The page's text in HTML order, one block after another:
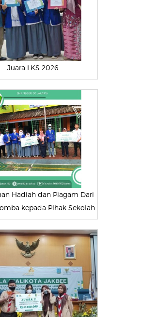
Juara LKS 2026
Hadiah dan Piagam Dari
kepada Pihak Sekolah